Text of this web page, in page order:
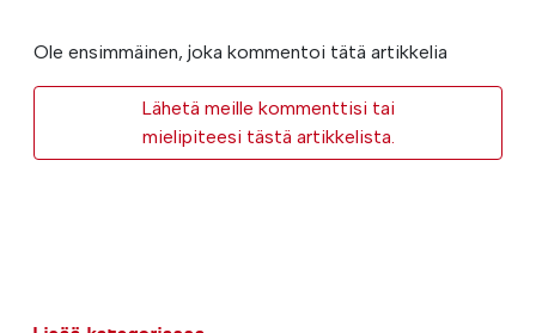
Ole ensimmäinen, joka kommentoi tätä artikkelia
Lähetä meille kommenttisi tai
mielipiteesi tästä artikkelista.